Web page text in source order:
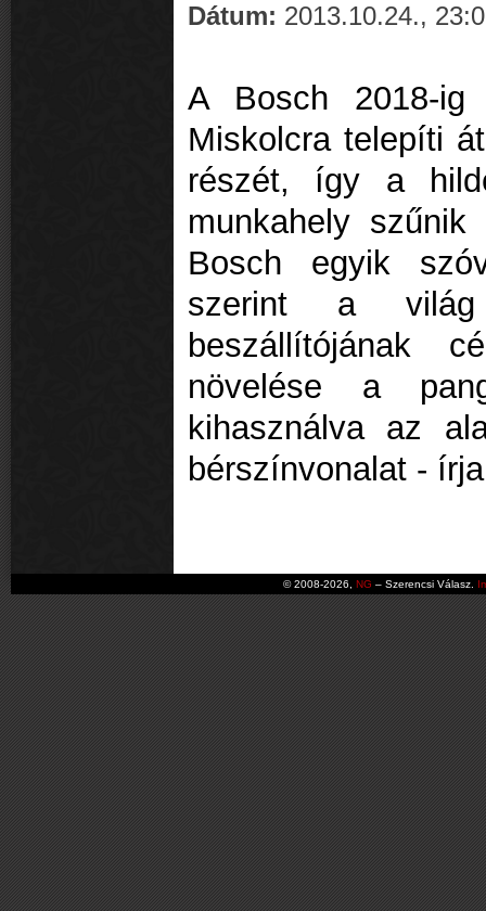
Dátum: 2013.10.24.,
A Bosch 2018-ig
Miskolcra telepíti
részét, így a
munkahely
Bosch egyik
szerint a világ
beszállítójának
növelése a
kihasználva az
bérszínvonalat -
© 2008-2026, NG – Szerencsi Válasz.